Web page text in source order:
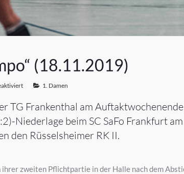
(18.11.2019)
1. Damen
TG Frankenthal am
Niederlage beim SC SaFo Frankfurt
den Rüsselsheimer RK II.
zweiten Pflichtpartie in der Halle nach dem